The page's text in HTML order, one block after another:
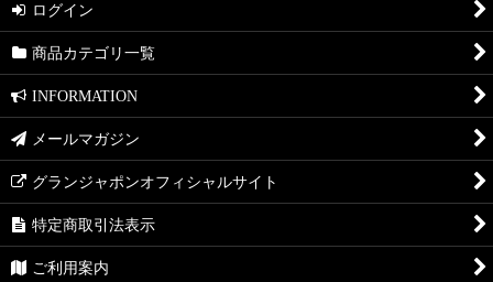
KITCHEN
DINING
PATIO
DRESSER
ログイン
商品カテゴリ一覧
INFORMATION
メールマガジン
グランジャポンオフィシャルサイト
特定商取引法表示
ご利用案内